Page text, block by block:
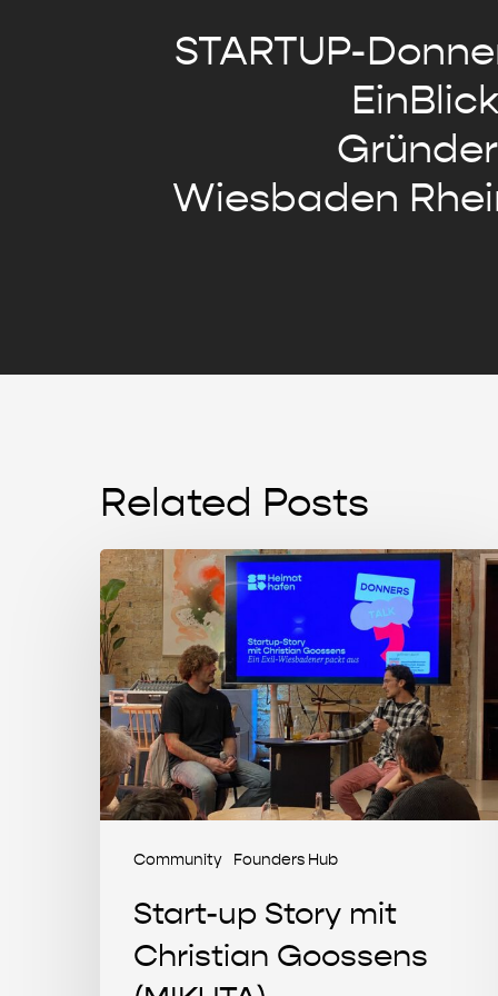
STARTUP-
Wiesbaden
Related Posts
Community Founders Hub
Start-
up
Story
mit
Christian
Goossens
(MIKUTA)
Start-up Story mit
Christian Goossens